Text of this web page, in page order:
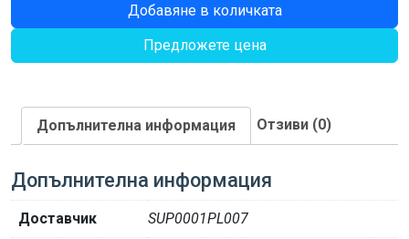
Добавяне в количката
Предложете цена
Допълнителна информация Отзиви (0)
Допълнителна информация
Доставчик SUP0001PL007